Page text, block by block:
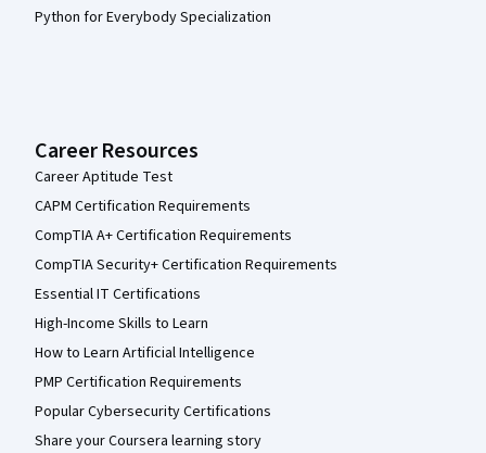
Python for Everybody Specialization
Career Resources
Career Aptitude Test
CAPM Certification Requirements
CompTIA A+ Certification Requirements
CompTIA Security+ Certification Requirements
Essential IT Certifications
High-Income Skills to Learn
How to Learn Artificial Intelligence
PMP Certification Requirements
Popular Cybersecurity Certifications
Share your Coursera learning story